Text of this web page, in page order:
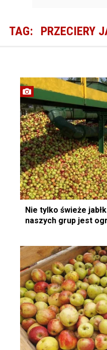
TAG: PRZECIERY
Nie tylko świeże
naszych grup jest